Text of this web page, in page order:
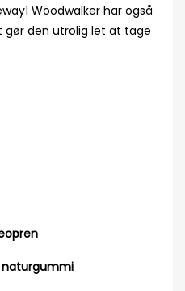
Woodwalker har også
gør den utrolig let at tage
naturgummi